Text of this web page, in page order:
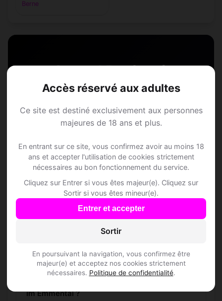
Accès réservé aux adultes
Ce site est destiné exclusivement aux personnes
majeures de 18 ans et plus.
En entrant sur ce site, vous confirmez avoir au moins 18
ans et accepter l'utilisation de cookies strictement
nécessaires au bon fonctionnement du service.
Cliquez sur Entrer si vous êtes majeur(e). Cliquez sur
Sortir si vous êtes mineur(e).
Entrer et accepter
Sortir
En poursuivant la navigation, vous confirmez être
majeur(e) et acceptez nos cookies strictement
nécessaires. Politique de confidentialité.
Berne
Speed Dating à
Affoltern im Emmental
Rejoins les membres de Affoltern im
S'inscrire gratuitement
im Emmental ?